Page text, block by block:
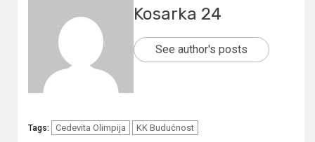
Kosarka 24
See author's posts
Tags: Cedevita Olimpija KK Budućnost